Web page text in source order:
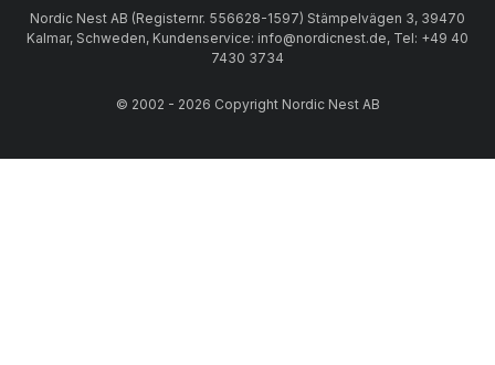
Nordic Nest AB (Registernr. 556628-1597) Stämpelvägen 3, 39470
Kalmar, Schweden, Kundenservice: info@nordicnest.de, Tel: +49 40
7430 3734
© 2002 - 2026 Copyright Nordic Nest AB